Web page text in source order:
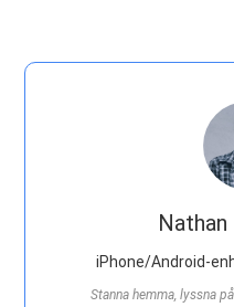
Nathan
iPhone/Android-
Stanna hemma, lyssna